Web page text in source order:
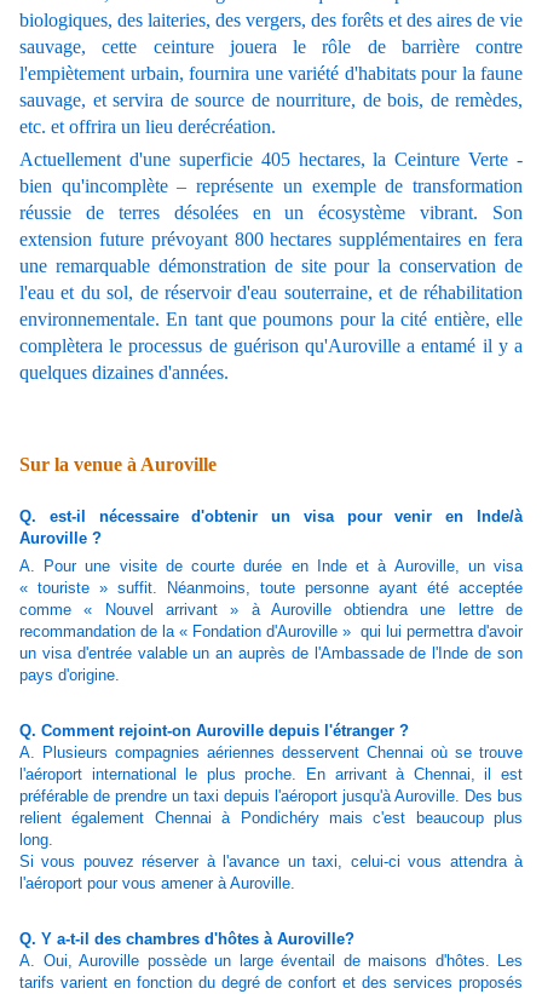
biologiques, des laiteries, des vergers, des forêts et des aires de vie
sauvage, cette ceinture jouera le rôle de barrière contre
l'empiètement urbain, fournira une variété d'habitats pour la faune
sauvage, et servira de source de nourriture, de bois, de remèdes,
etc. et offrira un lieu derécréation.
Actuellement d'une superficie 405 hectares, la Ceinture Verte -
bien qu'incomplète – représente un exemple de transformation
réussie de terres désolées en un écosystème vibrant. Son
extension future prévoyant 800 hectares supplémentaires en fera
une remarquable démonstration de site pour la conservation de
l'eau et du sol, de réservoir d'eau souterraine, et de réhabilitation
environnementale. En tant que poumons pour la cité entière, elle
complètera le processus de guérison qu'Auroville a entamé il y a
quelques dizaines d'années.
Sur la venue à Auroville
Q. est-il nécessaire d'obtenir un visa pour venir en Inde/à
Auroville ?
A. Pour une visite de courte durée en Inde et à Auroville, un visa
« touriste » suffit. Néanmoins, toute personne ayant été acceptée
comme « Nouvel arrivant » à Auroville obtiendra une lettre de
recommandation de la « Fondation d'Auroville » qui lui permettra d'avoir
un visa d'entrée valable un an auprès de l'Ambassade de l'Inde de son
pays d'origine.
Q. Comment rejoint-on Auroville depuis l'étranger ?
A. Plusieurs compagnies aériennes desservent Chennai où se trouve
l'aéroport international le plus proche. En arrivant à Chennai, il est
préférable de prendre un taxi depuis l'aéroport jusqu'à Auroville. Des bus
relient également Chennai à Pondichéry mais c'est beaucoup plus
long.
Si vous pouvez réserver à l'avance un taxi, celui-ci vous attendra à
l'aéroport pour vous amener à Auroville.
Q. Y a-t-il des chambres d'hôtes à Auroville?
A. Oui, Auroville possède un large éventail de maisons d'hôtes. Les
tarifs varient en fonction du degré de confort et des services proposés